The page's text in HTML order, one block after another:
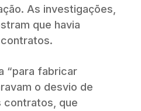
As investigações,
que havia
“para fabricar
o desvio de
contratos, que